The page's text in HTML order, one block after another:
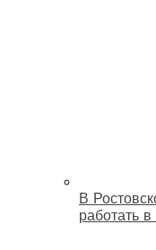
В
работать